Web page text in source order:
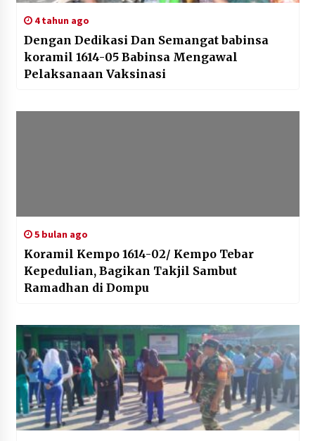
4 tahun ago
Dengan Dedikasi Dan Semangat babinsa
koramil 1614-05 Babinsa Mengawal
Pelaksanaan Vaksinasi
5 bulan ago
Koramil Kempo 1614-02/ Kempo Tebar
Kepedulian, Bagikan Takjil Sambut
Ramadhan di Dompu